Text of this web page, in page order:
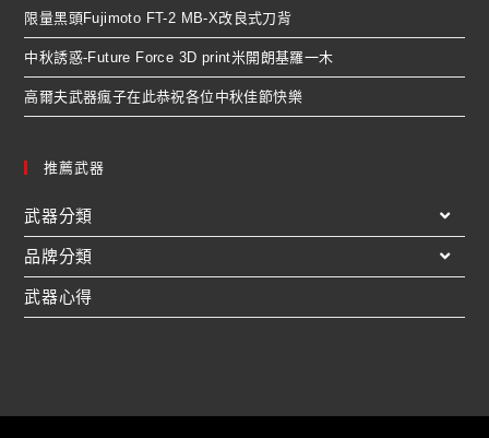
限量黑頭Fujimoto FT-2 MB-X改良式刀背
中秋誘惑-Future Force 3D print米開朗基羅一木
高爾夫武器瘋子在此恭祝各位中秋佳節快樂
推薦武器
武器分類
品牌分類
武器心得